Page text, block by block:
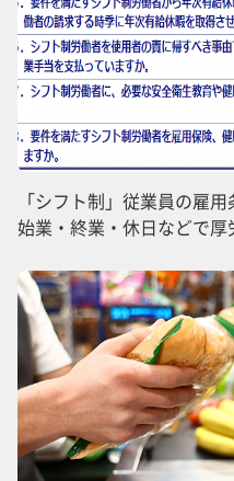
「シフト制」従業員の雇
始業・終業・休日などで厚